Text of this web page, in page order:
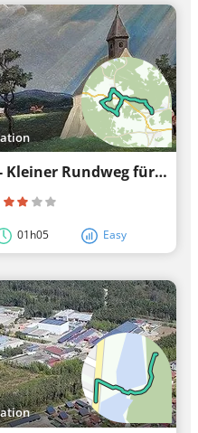
Bodenwöhrer Radweg 3 - Kleiner Rundweg für zwischendurch!
01h05 Easy